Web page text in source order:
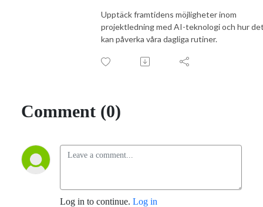
Upptäck framtidens möjligheter inom
projektledning med AI-teknologi och hur
kan påverka våra dagliga rutiner.
Comment (0)
Log in to continue. Log in